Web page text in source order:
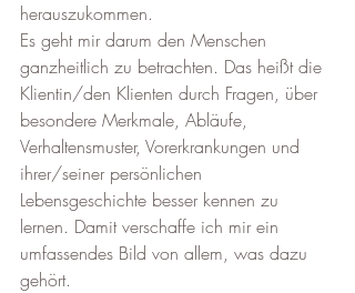
herauszukommen.
Es geht mir darum den Menschen
ganzheitlich zu betrachten. Das heißt die
Klientin/den Klienten durch Fragen, über
besondere Merkmale, Abläufe,
Verhaltensmuster, Vorerkrankungen und
ihrer/seiner persönlichen
Lebensgeschichte besser kennen zu
lernen. Damit verschaffe ich mir ein
umfassendes Bild von allem, was dazu
gehört.